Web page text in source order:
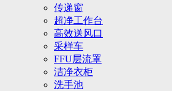
传递窗
超净工作台
高效送风口
采样车
FFU层流罩
洁净衣柜
洗手池